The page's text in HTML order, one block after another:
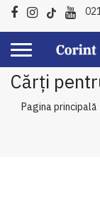
Cărți
Pagina principală